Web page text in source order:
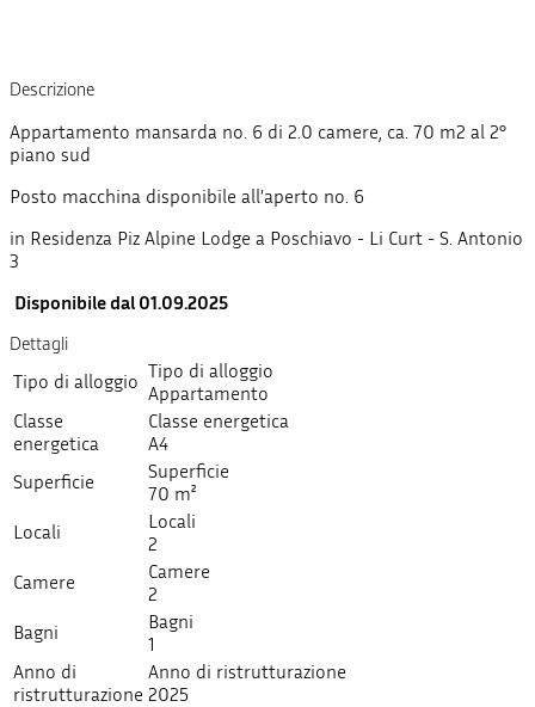
Descrizione
Appartamento mansarda no. 6 di 2.0 camere, ca. 70 m2 al 2°
piano sud
Posto macchina disponibile all’aperto no. 6
in Residenza Piz Alpine Lodge a Poschiavo - Li Curt - S. Antonio
3
Disponibile dal 01.09.2025
Dettagli
Tipo di alloggio Tipo di alloggio
Appartamento
Classe
energetica
Classe energetica
A4
Superficie
Superficie
70 m²
Locali
Locali
2
Camere
Camere
2
Bagni
Bagni
1
Anno di
ristrutturazione
Anno di ristrutturazione
2025